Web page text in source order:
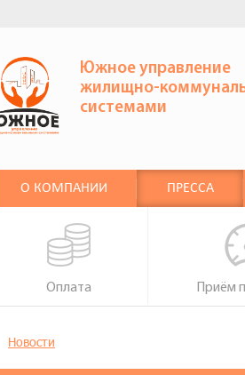
Южное управление
жилищно-
системами
О КОМПАНИИ ПРЕССА
Оплата Приём
Новости